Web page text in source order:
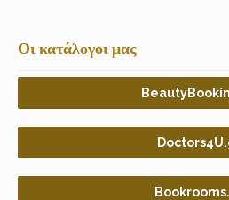
Οι κατάλογοι μας